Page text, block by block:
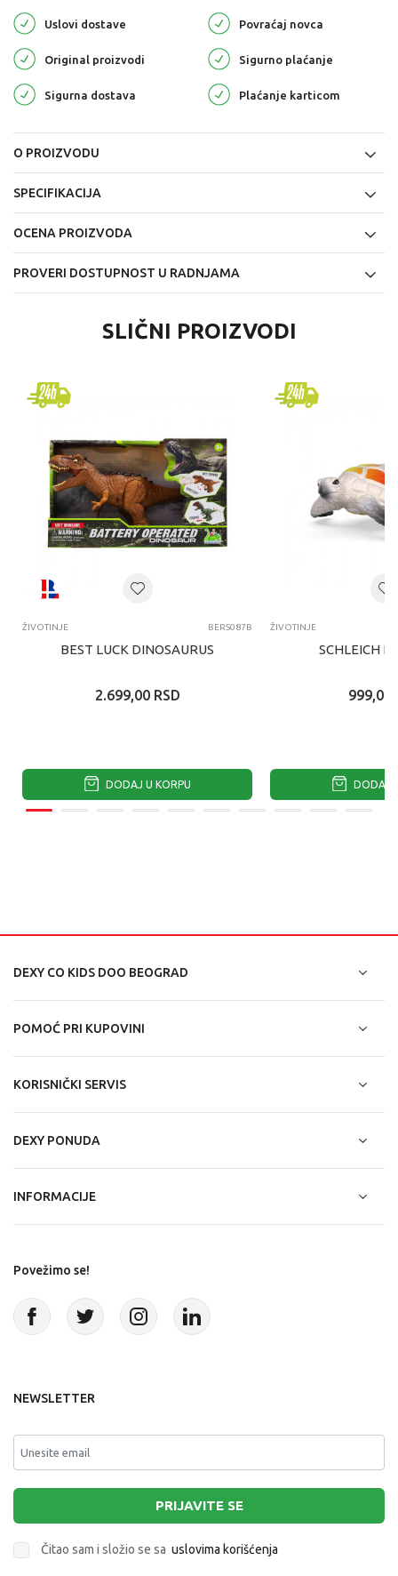
Uslovi dostave Povraćaj novca
Original proizvodi Sigurno plaćanje
Sigurna dostava Plaćanje karticom
O PROIZVODU
SPECIFIKACIJA
OCENA PROIZVODA
PROVERI DOSTUPNOST U RADNJAMA
SLIČNI PROIZVODI
ŽIVOTINJE BERS087B
BEST LUCK DINOSAURUS
2.699,00 RSD
DODAJ U KORPU
ŽIVOTINJE
SCHLEICH
999,00
DODAJ
DEXY CO KIDS DOO BEOGRAD
POMOĆ PRI KUPOVINI
KORISNIČKI SERVIS
DEXY PONUDA
INFORMACIJE
Povežimo se!
NEWSLETTER
PRIJAVITE SE
Čitao sam i složio se sa uslovima korišćenja